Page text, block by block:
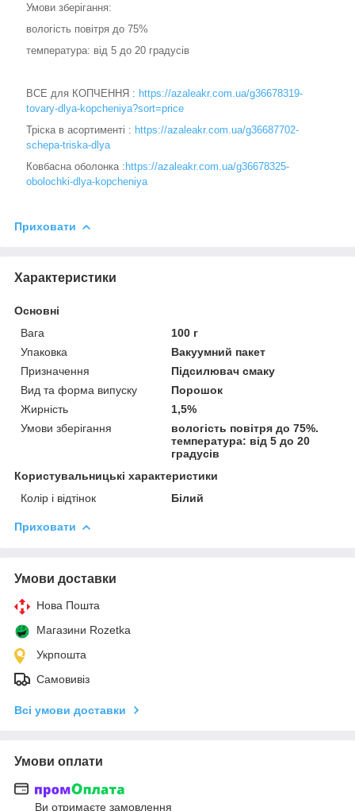
Умови зберігання:
вологість повітря до 75%
температура: від 5 до 20 градусів
ВСЕ для КОПЧЕННЯ : https://azaleakr.com.ua/g36678319-
tovary-dlya-kopcheniya?sort=price
Тріска в асортименті : https://azaleakr.com.ua/g36687702-
schepa-triska-dlya
Ковбасна оболонка : https://azaleakr.com.ua/g36678325-
obolochki-dlya-kopcheniya
Приховати
Характеристики
Основні
Вага
100 г
Упаковка
Вакуумний пакет
Призначення
Підсилювач смаку
Вид та форма випуску
Порошок
Жирність
1,5%
Умови зберігання
вологість повітря до 75%.
температура: від 5 до 20
градусів
Користувальницькі характеристики
Колір і відтінок
Білий
Приховати
Умови доставки
Нова Пошта
Магазини Rozetka
Укрпошта
Самовивіз
Всі умови доставки
Умови оплати
Ви отримаєте замовлення